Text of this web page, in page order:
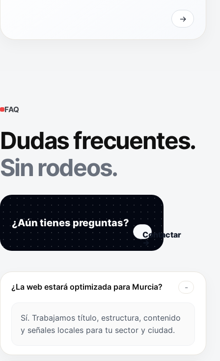
FAQ
Dudas frecuentes.
Sin rodeos.
¿Aún tienes preguntas?
Contactar
→
¿La web estará optimizada para Murcia?
Sí. Trabajamos título, estructura, contenido
y señales locales para tu sector y ciudad.